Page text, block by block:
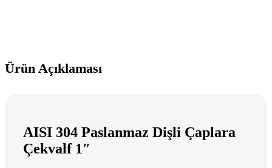
Ürün Açıklaması
AISI 304 Paslanmaz Dişli Çaplara
Çekvalf 1″